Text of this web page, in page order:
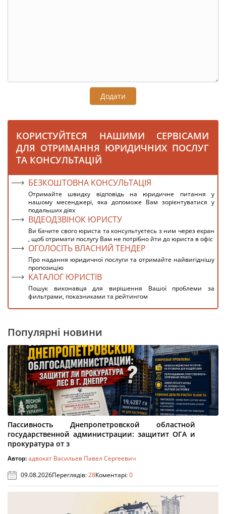
Додати
КОРИСТУЙТЕСЯ НАШИМИ СЕРВІСАМИ
ДЛЯ ОТРИМАННЯ ЮРИДИЧНИХ ПОСЛУГ
ТА КОНСУЛЬТАЦІЙ
БЕЗКОШТОВНА КОНСУЛЬТАЦІЯ
Отримайте швидку відповідь на юридичне питання у
нашому месенджері, яка допоможе Вам зорієнтуватися у
подальших діях
ВІДЕОДЗВІНОК ЮРИСТУ
Ви бачите свого юриста та консультуєтесь з ним через екран
, щоб отримати послугу Вам не потрібно йти до юриста в офіс
ОГОЛОСІТЬ ВЛАСНИЙ ТЕНДЕР
Про надання юридичної послуги та отримайте найвигіднішу
пропозицію
КАТАЛОГ ЮРИСТІВ
Пошук виконавця для вирішення Вашої проблеми за
фильтрами, показниками та рейтингом
Популярні новини
Пассивность Днепропетровской областной
государственной администрации: защитит ОГА и
прокуратура от з
Автор:адвокат Васильев Павел Сергеевич
09.08.2026Переглядів:28Коментарі:0